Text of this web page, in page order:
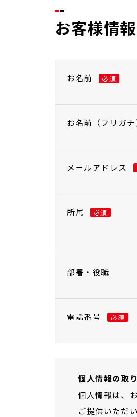
お客様情報
お名前 必須
お名前（フリガナ
メールアドレス
所属 必須
部署・役職
電話番号 必須
個人情報の取
個人情報は、
ご提供いただ